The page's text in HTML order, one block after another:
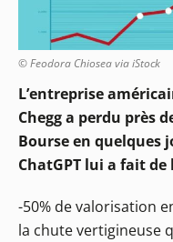
© Feodora Chiosea via iStock
L’entreprise
Chegg a perdu près
Bourse en quelques
ChatGPT lui a fait de
-50% de valorisation
la chute vertigineuse